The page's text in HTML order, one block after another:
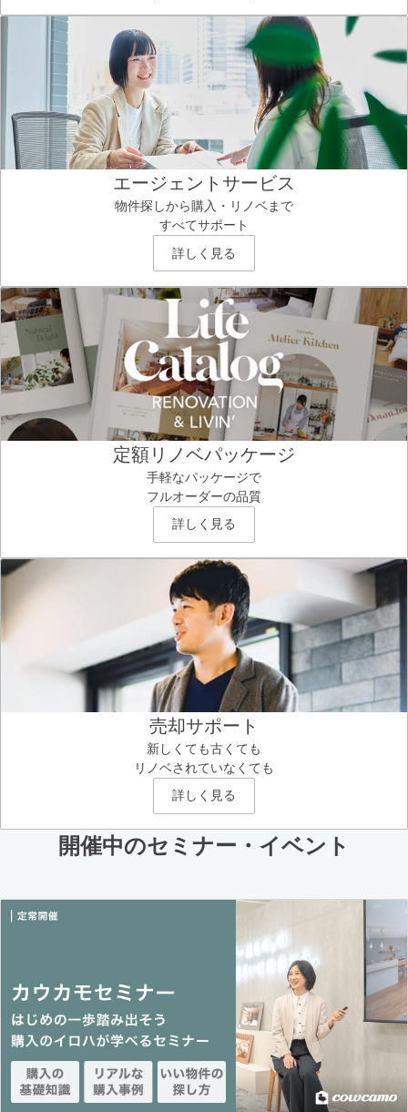
エージェントサービス
物件探しから購入・リノベまで
すべてサポート
詳しく見る
定額リノベパッケージ
手軽なパッケージで
フルオーダーの品質
詳しく見る
売却サポート
新しくても古くても
リノベされていなくても
詳しく見る
開催中のセミナー・イベント